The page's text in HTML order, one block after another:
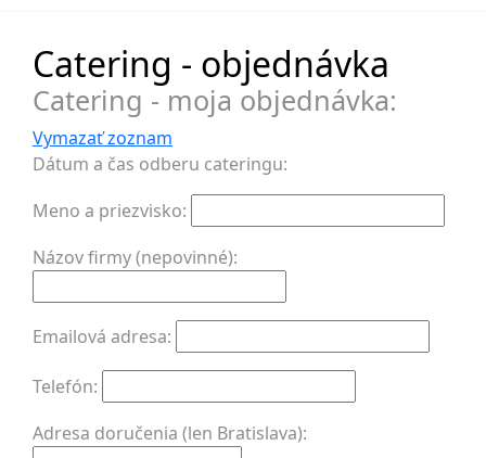
Catering - objednávka
Catering - moja objednávka:
Vymazať zoznam
Dátum a čas odberu cateringu:
Meno a priezvisko:
Názov firmy (nepovinné):
Emailová adresa:
Telefón:
Adresa doručenia (len Bratislava):